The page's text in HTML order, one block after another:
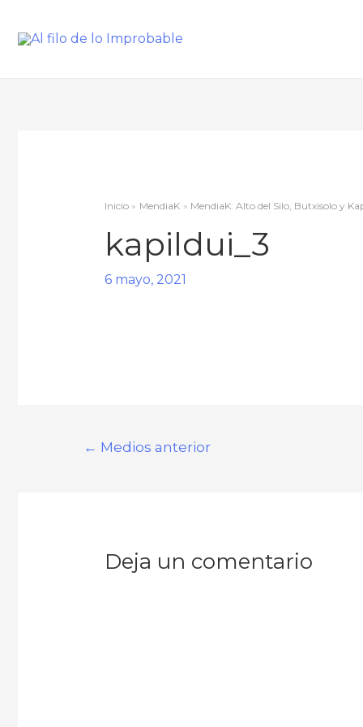
Inicio MendiaK MendiaK: Alto del Silo, Butxisolo y
kapildui_3
6 mayo, 2021
Navegación
← Medios anterior
Deja un comentario